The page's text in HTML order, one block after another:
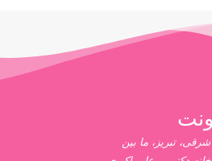
تبریز، ما بین